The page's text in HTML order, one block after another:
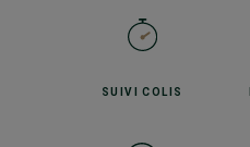
SUIVICOLIS